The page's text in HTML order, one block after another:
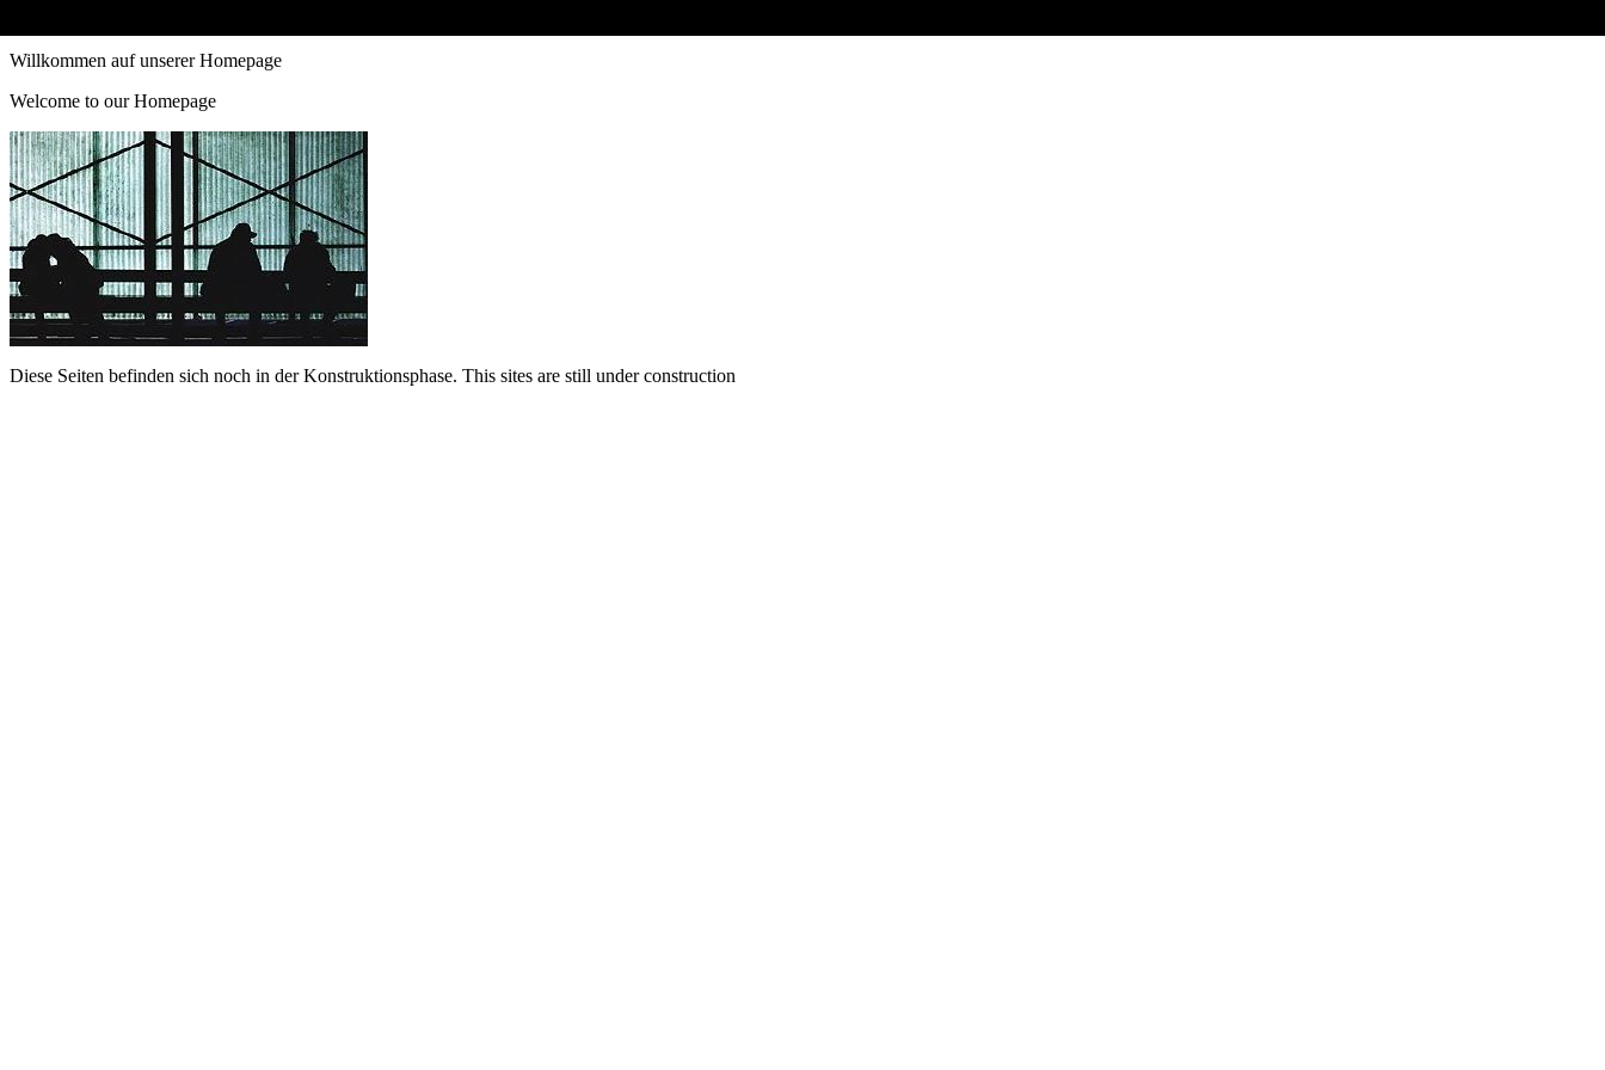
Willkommen auf unserer Homepage
Welcome to our Homepage
Diese Seiten befinden sich noch in der Konstruktionsphase. This sites are still under construction